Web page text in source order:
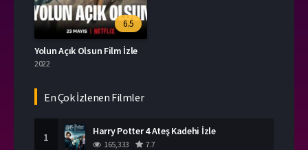
6.5
Yolun Açık Olsun Film İzle
2022
En Çok İzlenen Filmler
1 Harry Potter 4 Ateş Kadehi İzle
165,333 7.7